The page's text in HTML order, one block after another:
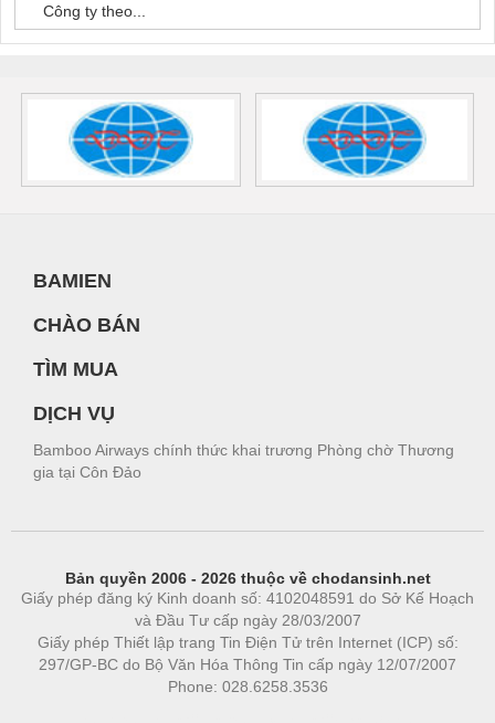
Công ty theo...
BAMIEN
CHÀO BÁN
TÌM MUA
DỊCH VỤ
Bamboo Airways chính thức khai trương Phòng chờ Thương
gia tại Côn Đảo
Bản quyền 2006 - 2026 thuộc về chodansinh.net
Giấy phép đăng ký Kinh doanh số: 4102048591 do Sở Kế Hoạch
và Đầu Tư cấp ngày 28/03/2007
Giấy phép Thiết lập trang Tin Điện Tử trên Internet (ICP) số:
297/GP-BC do Bộ Văn Hóa Thông Tin cấp ngày 12/07/2007
Phone: 028.6258.3536